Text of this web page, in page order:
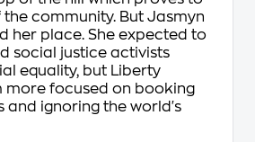
community. But Jasmyn
her place. She expected to
social justice activists
equality, but Liberty
more focused on booking
and ignoring the world's